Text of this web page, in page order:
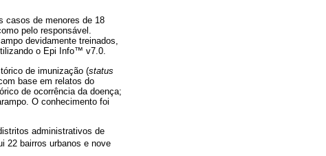
casos de menores de 18
pelo responsável.
devidamente treinados,
o Epi Info™ v7.0.
de imunização (status
base em relatos do
de ocorrência da doença;
O conhecimento foi
administrativos de
22 bairros urbanos e nove